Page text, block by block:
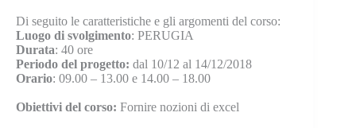
Di seguito le caratteristiche e gli argomenti del corso:
Luogo di svolgimento: PERUGIA
Durata: 40 ore
Periodo del progetto: dal 10/12 al 14/12/2018
Orario: 09.00 – 13.00 e 14.00 – 18.00
Obiettivi del corso: Fornire nozioni di excel